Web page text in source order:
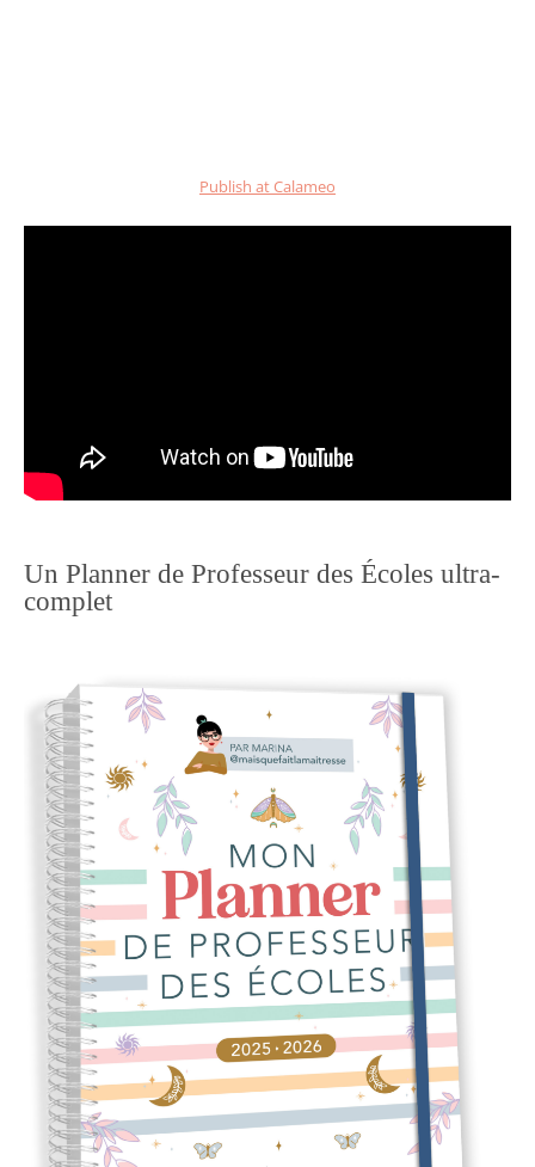
Publish at Calameo
Un Planner de Professeur des Écoles ultra-
complet